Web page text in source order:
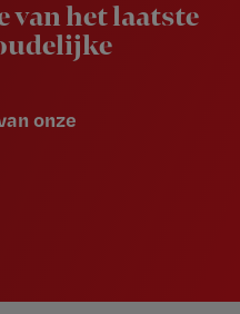
van het laatste
onze